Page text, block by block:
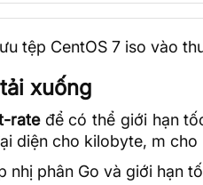
tệp CentOS 7 iso vào
xuống
rateđể có thể giới hạn
diện cho kilobyte, m
nhị phân Go và giới hạn